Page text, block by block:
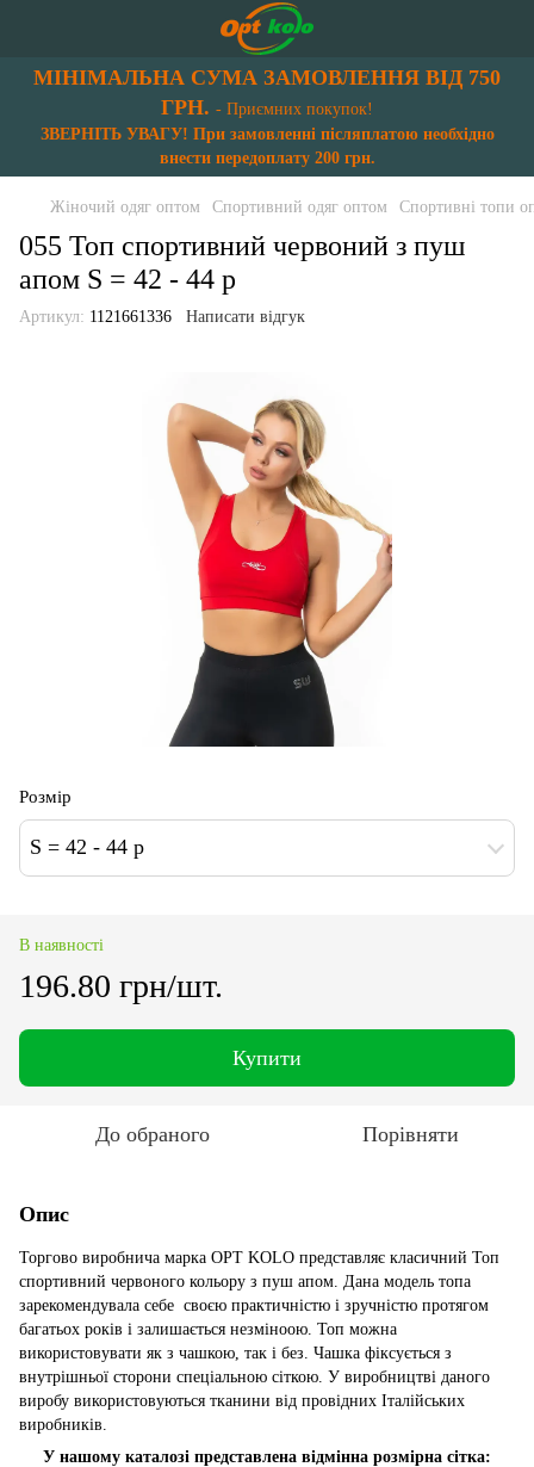
МІНІМАЛЬНА СУМА ЗАМОВЛЕННЯ ВІД 750
ГРН. - Приємних покупок!
ЗВЕРНІТЬ УВАГУ! При замовленні післяплатою необхідно
внести передоплату 200 грн.
Жіночий одяг оптом Спортивний одяг оптом Спортивні топи
055 Топ спортивний червоний з пуш
апом S = 42 - 44 p
Артикул: 1121661336 Написати відгук
Розмір
S = 42 - 44 p
В наявності
196.80 грн/шт.
Купити
До обраного Порівняти
Опис
Торгово виробнича марка OPT KOLO представляє класичний Топ
спортивний червоного кольору з пуш апом. Дана модель топа
зарекомендувала себе своєю практичністю і зручністю протягом
багатьох років і залишається незміноою. Топ можна
використовувати як з чашкою, так і без. Чашка фіксується з
внутрішньої сторони спеціальною сіткою. У виробництві даного
виробу використовуються тканини від провідних Італійських
виробників.
У нашому каталозі представлена відмінна розмірна сітка: